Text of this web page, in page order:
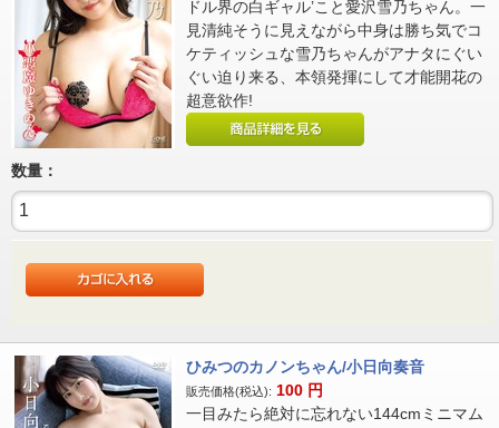
ドル界の白ギャル’こと愛沢雪乃ちゃん。一
見清純そうに見えながら中身は勝ち気でコ
ケティッシュな雪乃ちゃんがアナタにぐい
ぐい迫り来る、本領発揮にして才能開花の
超意欲作!
数量：
ひみつのカノンちゃん/小日向奏音
販売価格(税込): 100 円
一目みたら絶対に忘れない144cmミニマム